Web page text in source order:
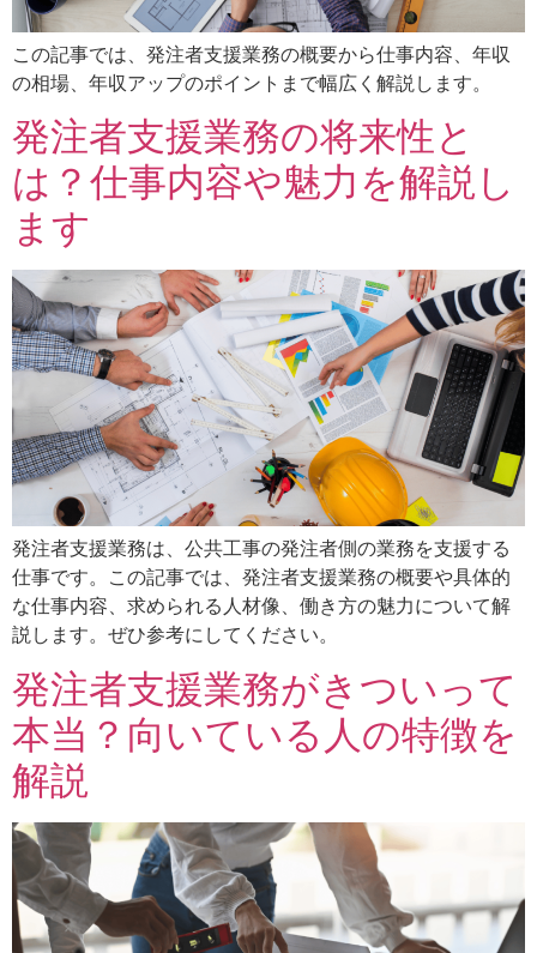
この記事では、発注者支援業務の概要から仕事内容、年収
の相場、年収アップのポイントまで幅広く解説します。
発注者支援業務の将来性と
は？仕事内容や魅力を解説し
ます
発注者支援業務は、公共工事の発注者側の業務を支援する
仕事です。この記事では、発注者支援業務の概要や具体的
な仕事内容、求められる人材像、働き方の魅力について解
説します。ぜひ参考にしてください。
発注者支援業務がきついって
本当？向いている人の特徴を
解説